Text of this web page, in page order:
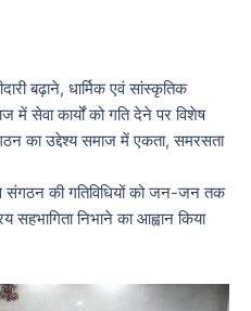
बढ़ाने, धार्मिक एवं सांस्कृतिक
सेवा कार्यों को गति देने पर विशेष
का उद्देश्य समाज में एकता, समरसता
संगठन की गतिविधियों को जन-जन तक
सहभागिता निभाने का आह्वान किया